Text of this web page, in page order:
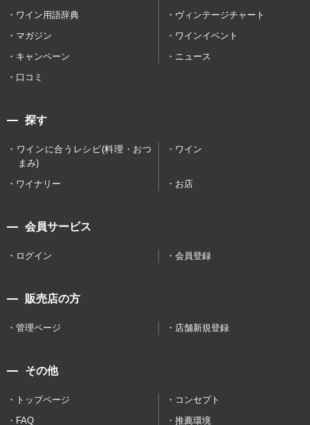
ワイン用語辞典
ヴィンテージチャート
マガジン
ワインイベント
キャンペーン
ニュース
口コミ
探す
ワインに合うレシピ(料理・おつ
まみ)
ワイン
ワイナリー お店
会員サービス
ログイン 会員登録
販売店の方
管理ページ 店舗新規登録
その他
トップページ
コンセプト
FAQ
推薦環境